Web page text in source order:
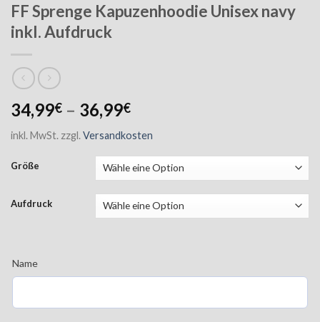
FF Sprenge Kapuzenhoodie Unisex navy
inkl. Aufdruck
34,99€ – 36,99€
inkl. MwSt. zzgl. Versandkosten
Größe
Aufdruck
Name